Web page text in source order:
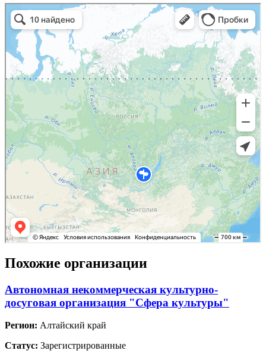
Похожие организации
Автономная некоммерческая культурно-
досуговая организация "Сфера культуры"
Регион: Алтайский край
Статус: Зарегистрированные